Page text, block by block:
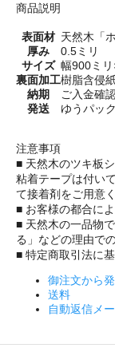
商品説明
表面材 天然木「
厚み
0.5ミリ
サイズ 幅900ミ
裏面加工樹脂含侵
納期
ご入金確
発送
ゆうパッ
注意事項
■ 天然木のツキ板
粘着テープは付い
て接着剤をご用意
■ お客様の都合に
■ 天然木の一品物
る」などの理由で
■ 特定商取引法に
御注文から
送料
自動返信メ